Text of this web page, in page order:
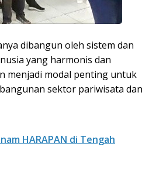
dibangun oleh sistem dan
yang harmonis dan
menjadi modal penting untuk
sektor pariwisata dan
HARAPAN di Tengah